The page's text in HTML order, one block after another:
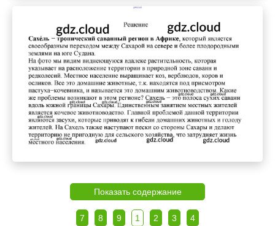
Показать содержание
7 8 9 1 2 3 4